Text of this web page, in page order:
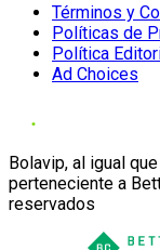
Términos y
Políticas de
Política
Ad Choices
Bolavip, al igual
perteneciente a
reservados